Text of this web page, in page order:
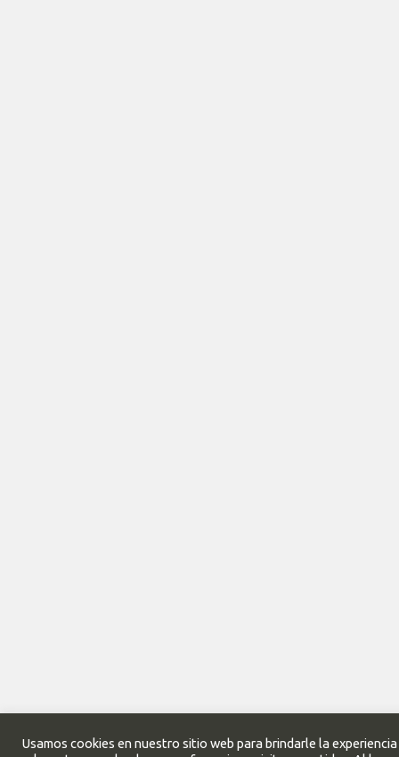
Usamos cookies en nuestro sitio web para brindarle la experiencia